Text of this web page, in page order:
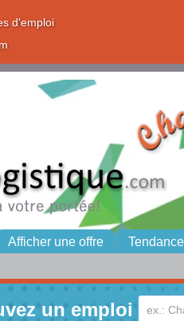
d'emploi
Afficher une offre
un emploi